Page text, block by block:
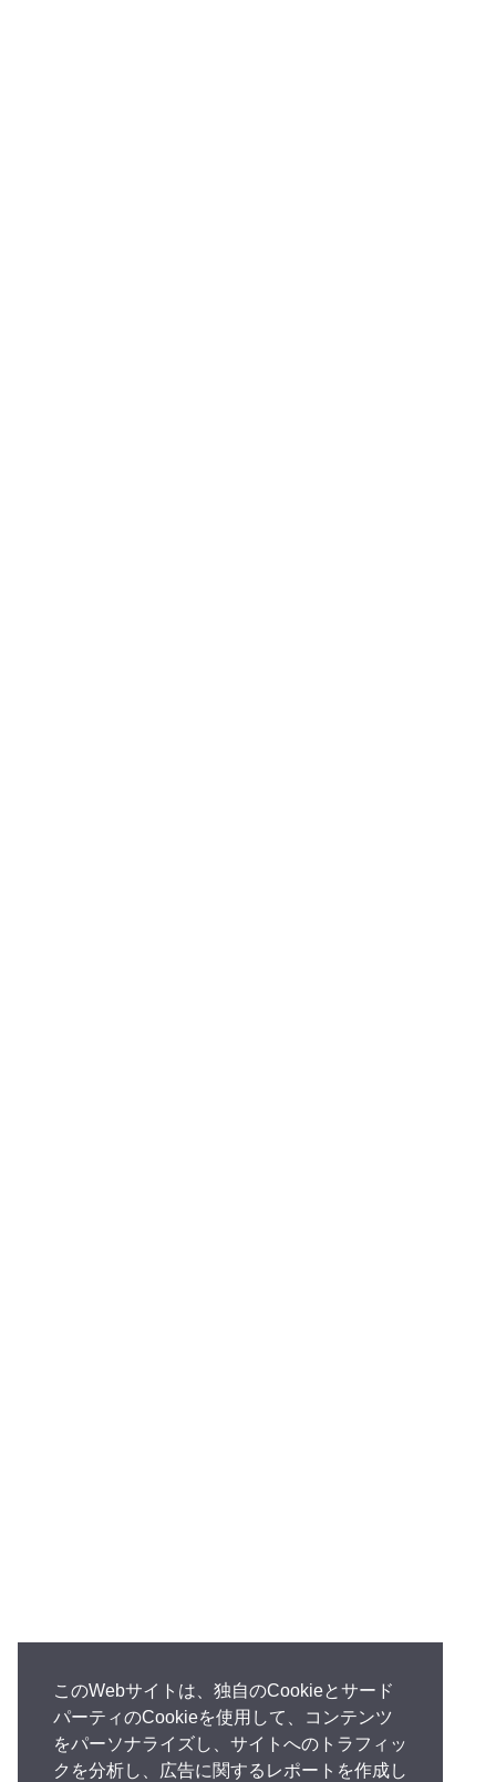
このWebサイトは、独自のCookieとサード
パーティのCookieを使用して、コンテンツ
をパーソナライズし、サイトへのトラフィッ
クを分析し、広告に関するレポートを作成し